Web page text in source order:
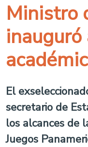
Ministro
inauguró
El
secretario de
los alcances de
Juegos